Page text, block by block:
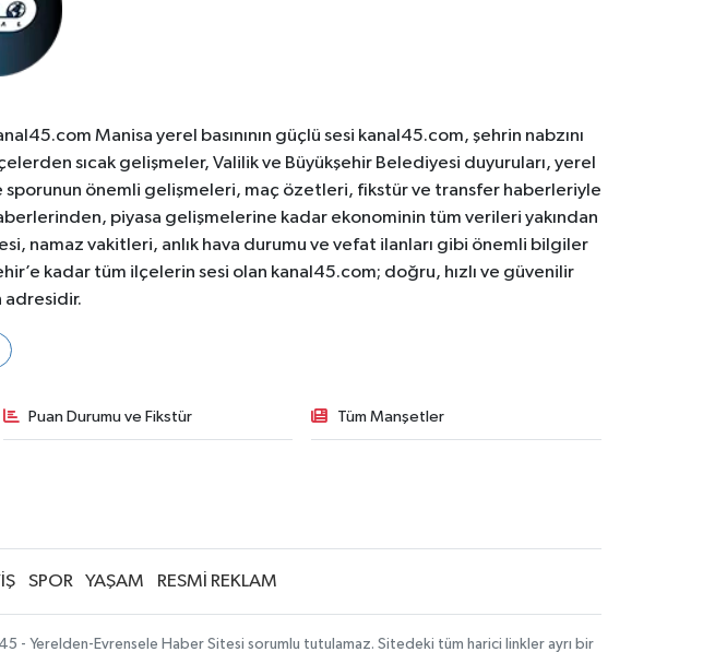
Manisa yerel basınının güçlü sesi kanal45.com, şehrin nabzını
sıcak gelişmeler, Valilik ve Büyükşehir Belediyesi duyuruları, yerel
sporunun önemli gelişmeleri, maç özetleri, fikstür ve transfer haberleriyle
piyasa gelişmelerine kadar ekonominin tüm verileri yakından
namaz vakitleri, anlık hava durumu ve vefat ilanları gibi önemli bilgiler
kadar tüm ilçelerin sesi olan kanal45.com; doğru, hızlı ve güvenilir
adresidir.
Puan Durumu ve Fikstür Tüm Manşetler
SPOR YAŞAM RESMİ REKLAM
- Yerelden-Evrensele Haber Sitesi sorumlu tutulamaz. Sitedeki tüm harici linkler ayrı bir